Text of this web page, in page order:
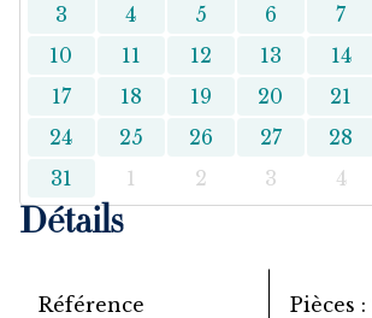
3
4 5 6 7
10
11 12 13 14
17
18 19 20 21
24
25 26 27 28
31
1 2 3 4
Détails
Référence
Pièces